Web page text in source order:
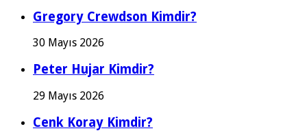
Gregory Crewdson Kimdir?
30 Mayıs 2026
Peter Hujar Kimdir?
29 Mayıs 2026
Cenk Koray Kimdir?